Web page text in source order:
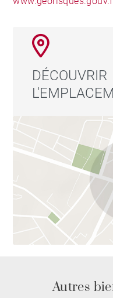
DÉCOUVRIR
Autres